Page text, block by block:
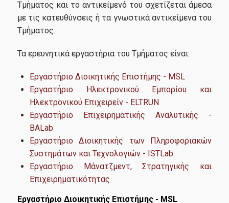
Εξωτερική Συμβουλευτική Επιτροπή
Δίδακτρα & Υποτροφίες
Χρήσιμοι Σύνδεσμοι
Υποψήφιοι
Σε ποιούς απευθύνεται
Διαδικασία Αιτήσεων
Τμήματος και το αντικείμενό του σχετίζεται άμεσα
με τις κατευθύνσεις ή τα γνωστικά αντικείμενα του
Τμήματος.
Τα ερευνητικά εργαστήρια του Τμήματος είναι:
Εργαστήριο Διοικητικής Επιστήμης - MSL
Εργαστήριο Ηλεκτρονικού Εμπορίου και
Ηλεκτρονικού Επιχειρείν - ELTRUN
Εργαστήριο Επιχειρηματικής Αναλυτικής -
BALab
Εργαστήριο Διοικητικής των Πληροφοριακών
Συστημάτων και Τεχνολογιών - ISTLab
Εργαστήριο Μάνατζμεντ, Στρατηγικής και
Επιχειρηματικότητας
Εργαστήριο Διοικητικής Επιστήμης - MSL